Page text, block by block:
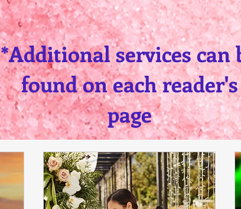
*Additional services can
found on each reader's
page